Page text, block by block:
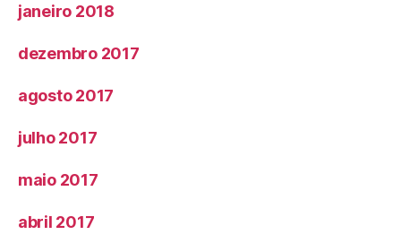
janeiro 2018
dezembro 2017
agosto 2017
julho 2017
maio 2017
abril 2017